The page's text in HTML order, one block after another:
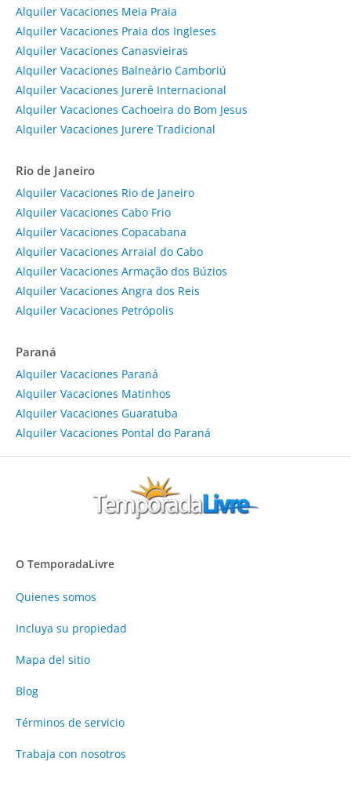
Alquiler Vacaciones Meia Praia
Alquiler Vacaciones Praia dos Ingleses
Alquiler Vacaciones Canasvieiras
Alquiler Vacaciones Balneário Camboriú
Alquiler Vacaciones Jurerê Internacional
Alquiler Vacaciones Cachoeira do Bom Jesus
Alquiler Vacaciones Jurere Tradicional
Rio de Janeiro
Alquiler Vacaciones Rio de Janeiro
Alquiler Vacaciones Cabo Frio
Alquiler Vacaciones Copacabana
Alquiler Vacaciones Arraial do Cabo
Alquiler Vacaciones Armação dos Búzios
Alquiler Vacaciones Angra dos Reis
Alquiler Vacaciones Petrópolis
Paraná
Alquiler Vacaciones Paraná
Alquiler Vacaciones Matinhos
Alquiler Vacaciones Guaratuba
Alquiler Vacaciones Pontal do Paraná
O TemporadaLivre
Quienes somos
Incluya su propiedad
Mapa del sitio
Blog
Términos de servicio
Trabaja con nosotros